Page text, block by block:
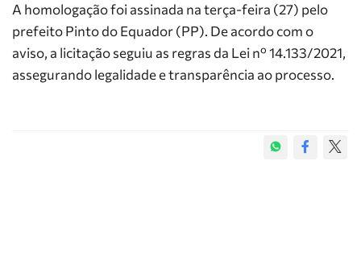
A homologação foi assinada na terça-feira (27) pelo
prefeito Pinto do Equador (PP). De acordo com o
aviso, a licitação seguiu as regras da Lei nº 14.133/2021,
assegurando legalidade e transparência ao processo.